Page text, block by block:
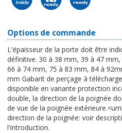
Options de commande
L'épaisseur de la porte doit être
définitive. 30 à 38 mm, 39 à 47
66 à 74 mm, 75 à 83 mm, 84 à
mm Gabarit de perçage à
disponible en variante protection
double, la direction de la poignée
de vue de la poignée
direction de la poignée: voir
l'introduction.